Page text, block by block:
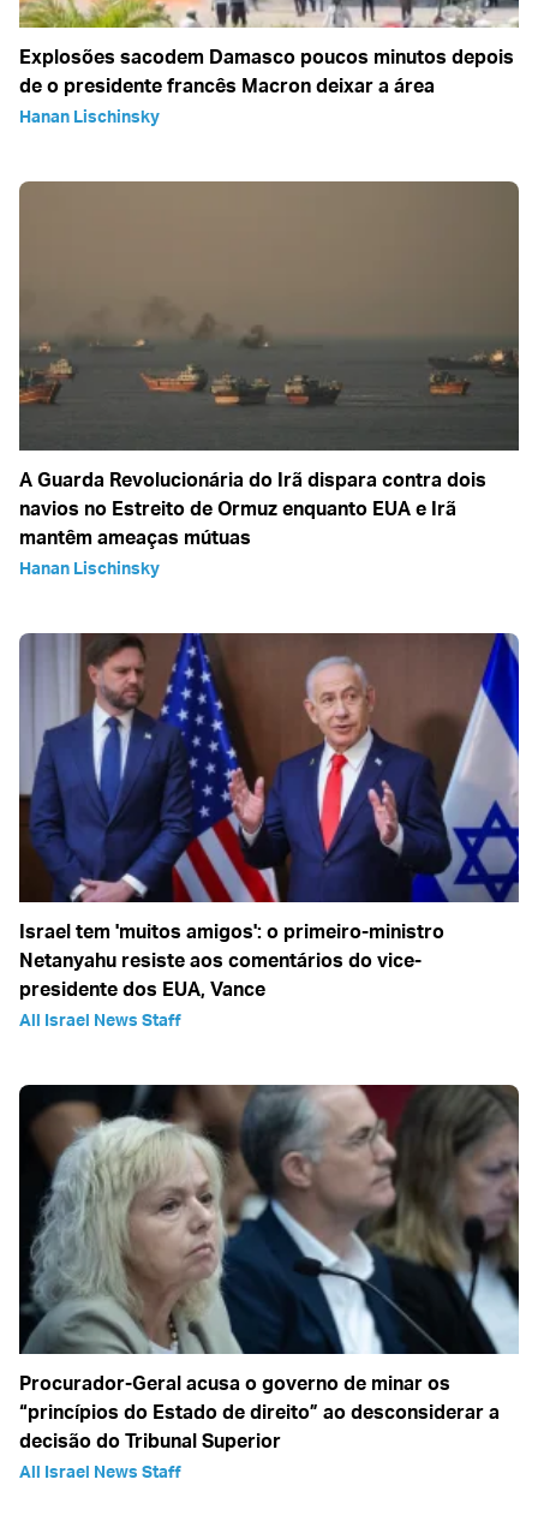
Explosões sacodem Damasco poucos minutos depois
de o presidente francês Macron deixar a área
Hanan Lischinsky
A Guarda Revolucionária do Irã dispara contra dois
navios no Estreito de Ormuz enquanto EUA e Irã
mantêm ameaças mútuas
Hanan Lischinsky
Israel tem 'muitos amigos': o primeiro-ministro
Netanyahu resiste aos comentários do vice-
presidente dos EUA, Vance
All Israel News Staff
Procurador-Geral acusa o governo de minar os
“princípios do Estado de direito” ao desconsiderar a
decisão do Tribunal Superior
All Israel News Staff